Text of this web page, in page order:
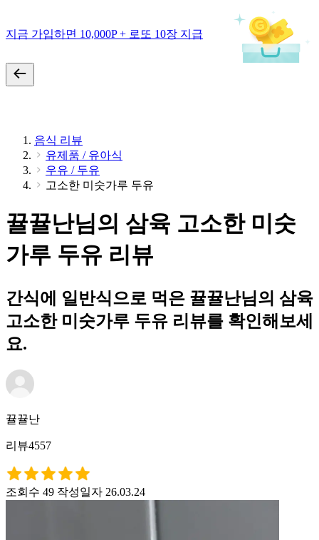
지금 가입하면 10,000P + 로또 10장 지급
음식 리뷰
유제품 / 유아식
우유 / 두유
고소한 미숫가루 두유
뀰뀰난님의 삼육 고소한 미숫
가루 두유 리뷰
간식에 일반식으로 먹은 뀰뀰난님의 삼육
고소한 미숫가루 두유 리뷰를 확인해보세
요.
뀰뀰난
리뷰4557
조회수 49 작성일자 26.03.24